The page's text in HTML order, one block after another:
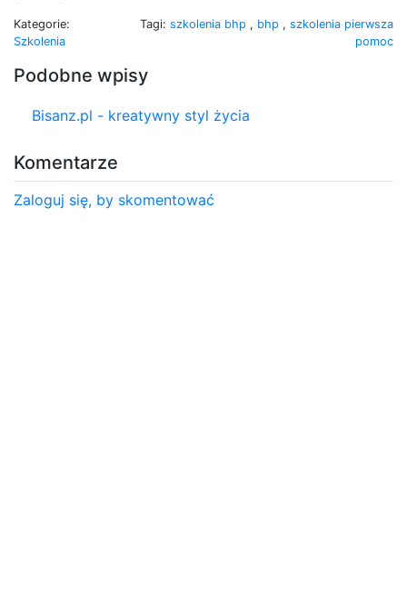
Kategorie:
Szkolenia
Tagi: szkolenia bhp , bhp , szkolenia pierwsza
pomoc
Podobne wpisy
Bisanz.pl - kreatywny styl życia
Komentarze
Zaloguj się, by skomentować